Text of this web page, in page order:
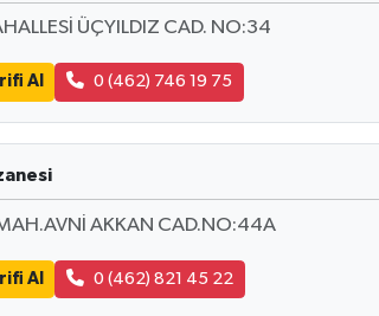
ÜÇYILDIZ CAD. NO:34
Al 0 (462) 746 19 75
AKKAN CAD.NO:44A
Al 0 (462) 821 45 22